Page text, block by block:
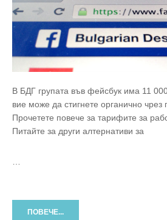
В БДГ групата във фейсбук има 11
вие може да стигнете органично чрез
Прочетете повече за тарифите за
Питайте за други алтернативи за
ПОВЕЧЕ...